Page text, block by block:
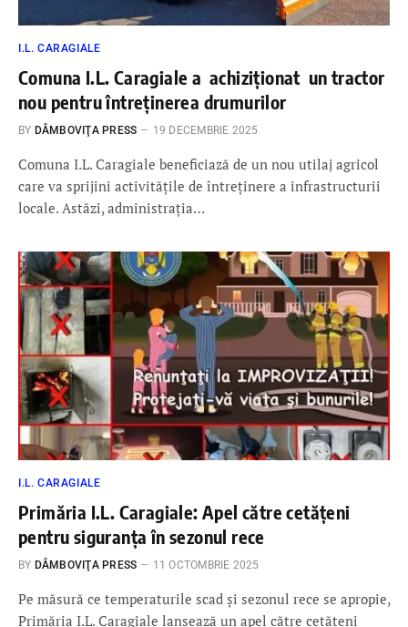
I.L. CARAGIALE
Comuna I.L. Caragiale a achiziționat un tractor
nou pentru întreținerea drumurilor
BY DÂMBOVIŢA PRESS 19 DECEMBRIE 2025
Comuna I.L. Caragiale beneficiază de un nou utilaj agricol
care va sprijini activitățile de întreținere a infrastructurii
locale. Astăzi, administrația…
I.L. CARAGIALE
Primăria I.L. Caragiale: Apel către cetățeni
pentru siguranța în sezonul rece
BY DÂMBOVIŢA PRESS 11 OCTOMBRIE 2025
Pe măsură ce temperaturile scad și sezonul rece se apropie,
Primăria I.L. Caragiale lansează un apel către cetățeni